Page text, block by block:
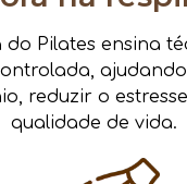
do Pilates ensina
reduzir o
qualidade de vida.